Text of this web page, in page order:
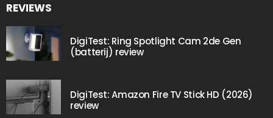
REVIEWS
DigiTest: Ring Spotlight Cam 2de Gen
(batterij) review
DigiTest: Amazon Fire TV Stick HD (2026)
review